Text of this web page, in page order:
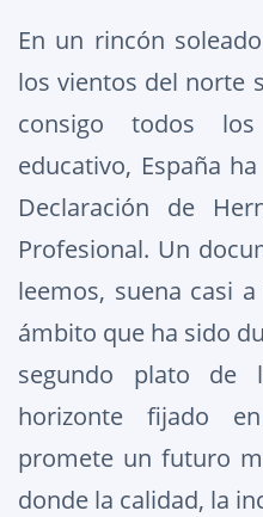
En un rincón
los vientos del norte
consigo todos
educativo, España
Declaración de
Profesional. Un
leemos, suena casi
ámbito que ha sido
segundo plato de
horizonte fijado
promete un futuro
donde la calidad, la